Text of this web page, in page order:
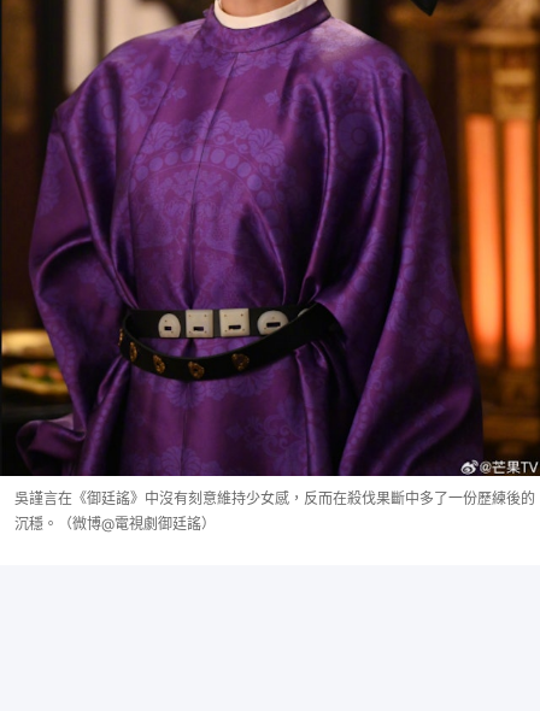
吳謹言在《御廷謠》中沒有刻意維持少女感，反而在殺伐果斷中多了一份歷練後的
沉穩。（微博@電視劇御廷謠）